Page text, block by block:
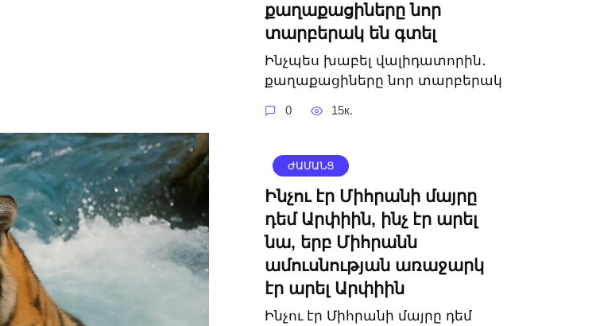
քաղաքացիները նոր
տարբերակ են գտել
Ինչպես խաբել վալիդատորին․
քաղաքացիները նոր տարբերակ
0 15к.
ԺԱՄԱՆՑ
Ինչու էր Միհրանի մայրը
դեմ Արփիին, ինչ էր արել
նա, երբ Միհրանն
ամուսնության առաջարկ
էր արել Արփիին
Ինչու էր Միհրանի մայրը դեմ